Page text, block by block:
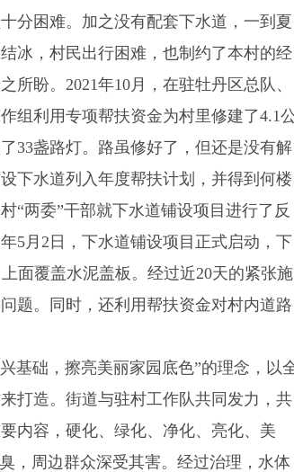
分困难。加之没有配套下水道，一到夏
冰，村民出行困难，也制约了本村的经
盼。2021年10月，在驻牡丹区总队、
组利用专项帮扶资金为村里修建了4.1
33盏路灯。路虽修好了，但还是没有解
下水道列入年度帮扶计划，并得到何楼
“两委”干部就下水道铺设项目进行了反
5月2日，下水道铺设项目正式启动，下
面覆盖水泥盖板。经过近20天的紧张施
题。同时，还利用帮扶资金对村内道路
基础，擦亮美丽家园底色”的理念，以
打造。街道与驻村工作队共同发力，共
内容，硬化、绿化、净化、亮化、美
，周边群众深受其害。经过治理，水体